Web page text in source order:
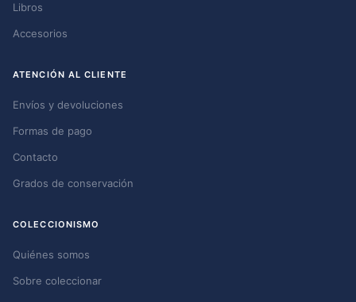
Libros
Accesorios
ATENCIÓN AL CLIENTE
Envíos y devoluciones
Formas de pago
Contacto
Grados de conservación
COLECCIONISMO
Quiénes somos
Sobre coleccionar